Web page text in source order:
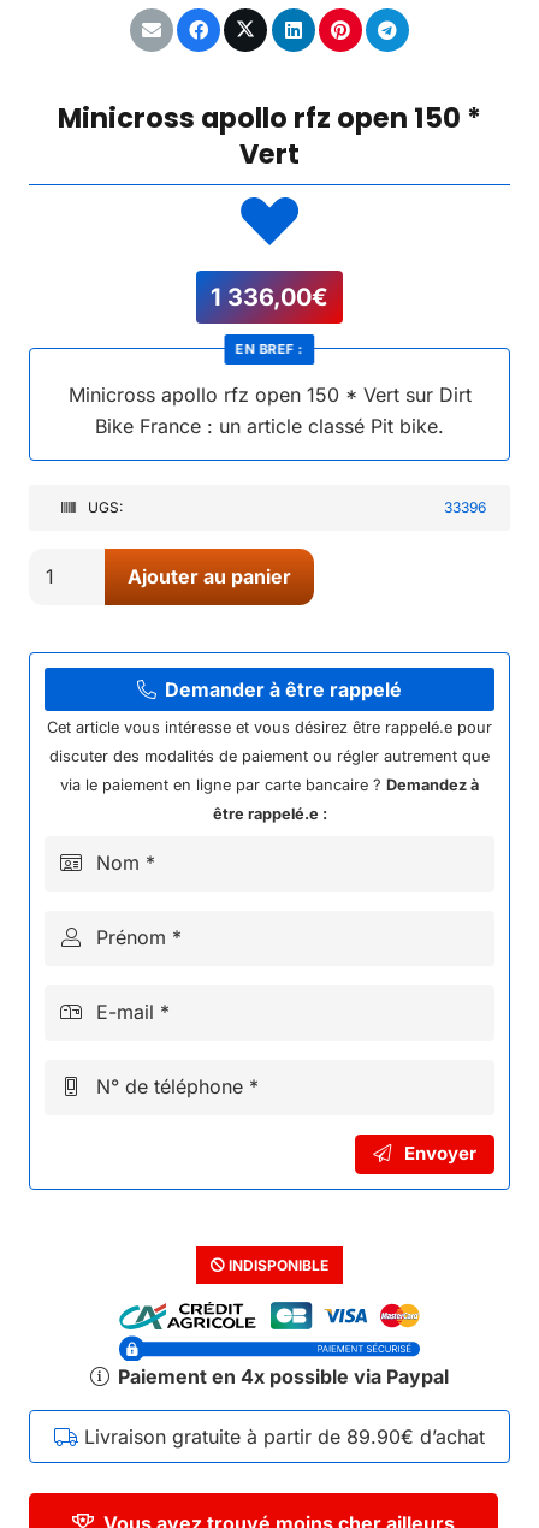
Minicross apollo rfz open 150 *
Vert
1 336,00€
Minicross apollo rfz open 150 * Vert sur Dirt
Bike France : un article classé Pit bike.
EN BREF :
UGS: 33396
apollo
open
150
Ajouter au panier
Demander à être rappelé
Cet article vous intéresse et vous désirez être rappelé.e pour
discuter des modalités de paiement ou régler autrement que
via le paiement en ligne par carte bancaire ? Demandez à
être rappelé.e :
Nom *
Prénom *
E-mail *
N° de téléphone *
Envoyer
INDISPONIBLE
Paiement en 4x possible via Paypal
Livraison gratuite à partir de 89.90€ d’achat